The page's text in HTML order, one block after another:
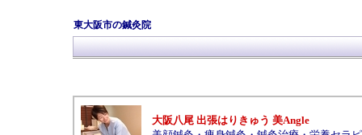
東大阪市の鍼灸院
大阪八尾 出張はりきゅう 美Angle